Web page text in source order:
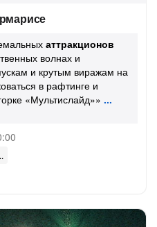
аттракционов
волнах и
и крутым виражам на
в рафтинге и
«Мультислайд»»